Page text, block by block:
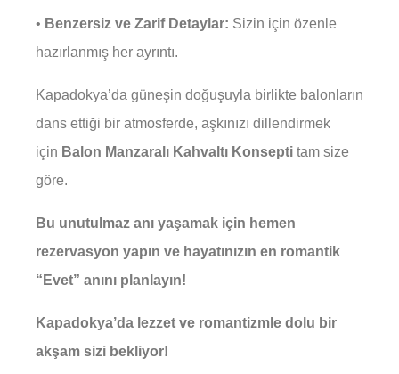
• Benzersiz ve Zarif Detaylar: Sizin için özenle
hazırlanmış her ayrıntı.
Kapadokya’da güneşin doğuşuyla birlikte balonların
dans ettiği bir atmosferde, aşkınızı dillendirmek
için Balon Manzaralı Kahvaltı Konsepti tam size
göre.
Bu unutulmaz anı yaşamak için hemen
rezervasyon yapın ve hayatınızın en romantik
“Evet” anını planlayın!
Kapadokya’da lezzet ve romantizmle dolu bir
akşam sizi bekliyor!